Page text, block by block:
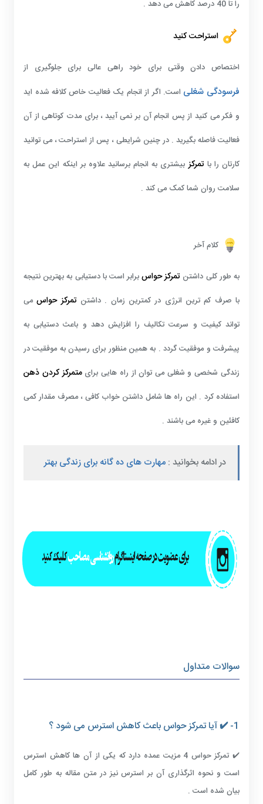
را تا 40 درصد کاهش می دهد .
استراحت کنید
اختصاص دادن وقتی برای خود راهی عالی برای جلوگیری از
فرسودگی شغلی است. اگر از انجام یک فعالیت خاص کلافه شده اید
و فکر می کنید از پس انجام آن بر نمی آیید ، برای مدت کوتاهی از آن
فعالیت فاصله بگیرید . در چنین شرایطی ، پس از استراحت ، می توانید
کارتان را باتمرکزبیشتری به انجام برسانید علاوه بر اینکه این عمل به
سلامت روان شما کمک می کند .
کلام آخر
به طور کلی داشتن تمرکز حواسبرابر است با دستیابی به بهترین نتیجه
با صرف کم ترین انرژی در کمترین زمان . داشتنتمرکز حواسمی
تواند کیفیت و سرعت تکالیف را افزایش دهد و باعث دستیابی به
پیشرفت و موفقیت گردد . به همین منظور برای رسیدن به موفقیت در
زندگی شخصی و شغلی می توان از راه هایی برایمتمرکز کردن ذهن
استفاده کرد . این راه ها شامل داشتن خواب کافی ، مصرف مقدار کمی
کافئین و غیره می باشند .
در ادامه بخوانید :مهارت های ده گانه برای زندگی بهتر
سوالات متداول
1- ✔️ آیا تمرکز حواس باعث کاهش استرس می شود ؟
✔️ تمرکز حواس 4 مزیت عمده دارد که یکی از آن ها کاهش استرس
است و نحوه اثرگذاری آن بر استرس نیز در متن مقاله به طور کامل
بیان شده است .